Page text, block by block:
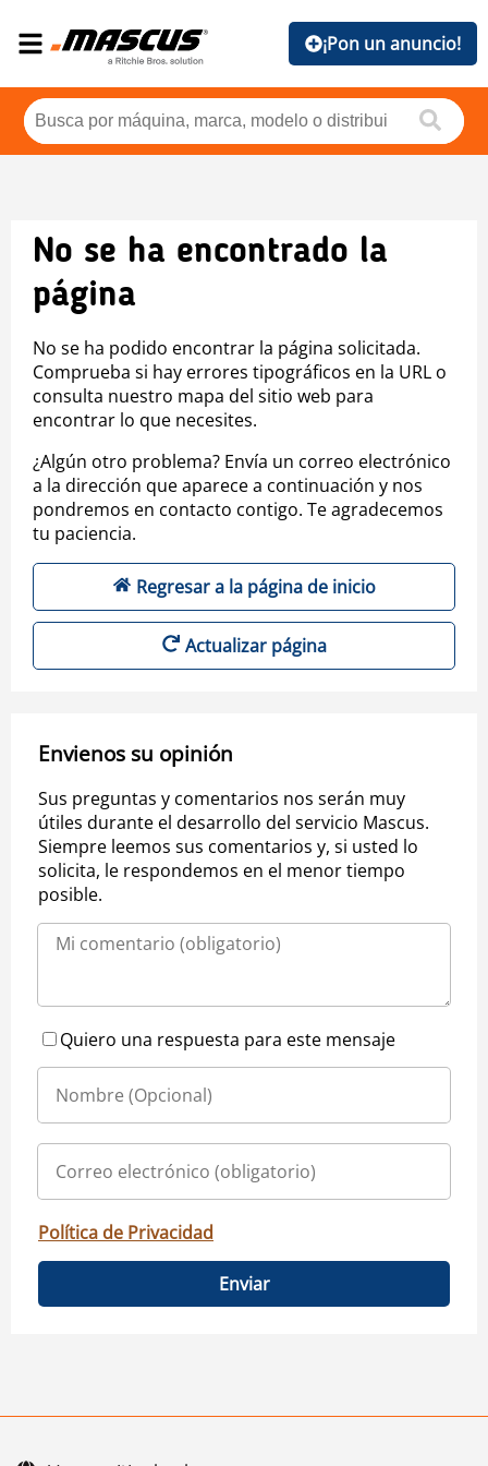
¡Pon un anuncio!
No se ha encontrado la
página
No se ha podido encontrar la página solicitada.
Comprueba si hay errores tipográficos en la URL o
consulta nuestro mapa del sitio web para
encontrar lo que necesites.
¿Algún otro problema? Envía un correo electrónico
a la dirección que aparece a continuación y nos
pondremos en contacto contigo. Te agradecemos
tu paciencia.
Regresar a la página de inicio
Actualizar página
Envienos su opinión
Sus preguntas y comentarios nos serán muy
útiles durante el desarrollo del servicio Mascus.
Siempre leemos sus comentarios y, si usted lo
solicita, le respondemos en el menor tiempo
posible.
Quiero una respuesta para este mensaje
Política de Privacidad
Enviar